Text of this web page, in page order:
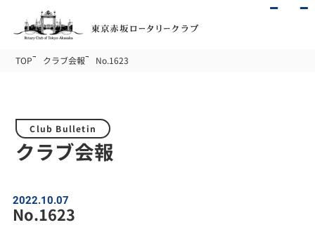
TOP クラブ会報 No.1623
Club Bulletin
クラブ会報
2022.10.07
No.1623